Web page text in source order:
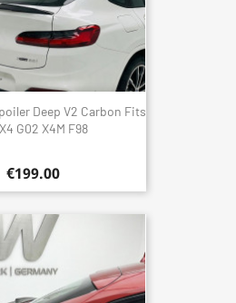
Deep V2 Carbon Fits
G02 X4M F98
€199.00